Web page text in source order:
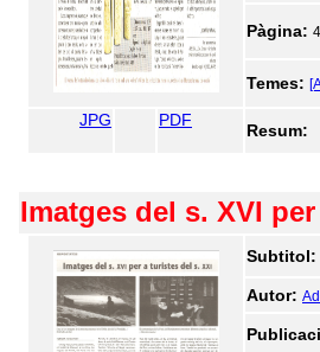
Pàgina:
Temes:
JPG PDF
Resum:
Imatges del s. XVI
Subtitol:
Autor: